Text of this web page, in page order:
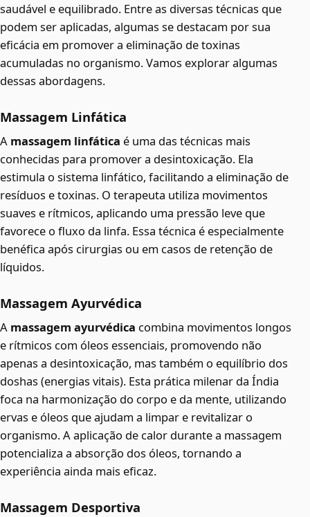
saudável e equilibrado. Entre as diversas técnicas que
podem ser aplicadas, algumas se destacam por sua
eficácia em promover a eliminação de toxinas
acumuladas no organismo. Vamos explorar algumas
dessas abordagens.
Massagem Linfática
A massagem linfática é uma das técnicas mais
conhecidas para promover a desintoxicação. Ela
estimula o sistema linfático, facilitando a eliminação de
resíduos e toxinas. O terapeuta utiliza movimentos
suaves e rítmicos, aplicando uma pressão leve que
favorece o fluxo da linfa. Essa técnica é especialmente
benéfica após cirurgias ou em casos de retenção de
líquidos.
Massagem Ayurvédica
A massagem ayurvédica combina movimentos longos
e rítmicos com óleos essenciais, promovendo não
apenas a desintoxicação, mas também o equilíbrio dos
doshas (energias vitais). Esta prática milenar da Índia
foca na harmonização do corpo e da mente, utilizando
ervas e óleos que ajudam a limpar e revitalizar o
organismo. A aplicação de calor durante a massagem
potencializa a absorção dos óleos, tornando a
experiência ainda mais eficaz.
Massagem Desportiva